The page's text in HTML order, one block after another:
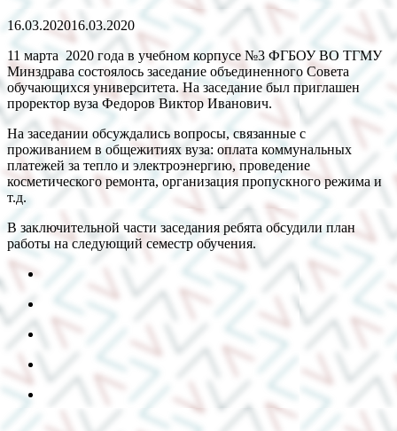
16.03.202016.03.2020
11 марта 2020 года в учебном корпусе №3 ФГБОУ ВО ТГМУ
Минздрава состоялось заседание объединенного Совета
обучающихся университета. На заседание был приглашен
проректор вуза Федоров Виктор Иванович.
На заседании обсуждались вопросы, связанные с
проживанием в общежитиях вуза: оплата коммунальных
платежей за тепло и электроэнергию, проведение
косметического ремонта, организация пропускного режима и
т.д.
В заключительной части заседания ребята обсудили план
работы на следующий семестр обучения.